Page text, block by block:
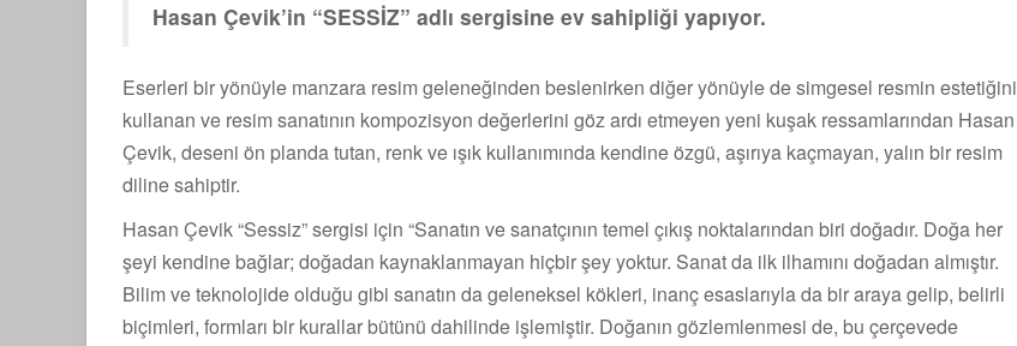
Hasan Çevik’in “SESSİZ” adlı sergisine ev sahipliği yapıyor.
Eserleri bir yönüyle manzara resim geleneğinden beslenirken diğer yönüyle de simgesel resmin estetiğini
kullanan ve resim sanatının kompozisyon değerlerini göz ardı etmeyen yeni kuşak ressamlarından Hasan
Çevik, deseni ön planda tutan, renk ve ışık kullanımında kendine özgü, aşırıya kaçmayan, yalın bir resim
diline sahiptir.
Hasan Çevik “Sessiz” sergisi için “Sanatın ve sanatçının temel çıkış noktalarından biri doğadır. Doğa her
şeyi kendine bağlar; doğadan kaynaklanmayan hiçbir şey yoktur. Sanat da ilk ilhamını doğadan almıştır.
Bilim ve teknolojide olduğu gibi sanatın da geleneksel kökleri, inanç esaslarıyla da bir araya gelip, belirli
biçimleri, formları bir kurallar bütünü dahilinde işlemiştir. Doğanın gözlemlenmesi de, bu çerçevede